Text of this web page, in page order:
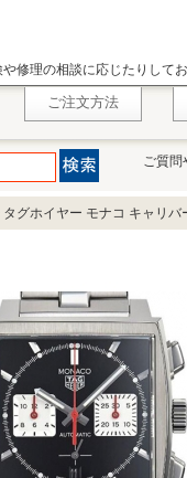
修理の相談に応じたりして
ご注文方法
ご質問
タグホイヤー モナコ キャリ